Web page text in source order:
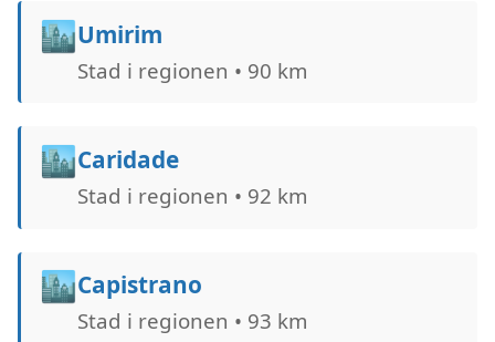
🏙️Umirim
Stad i regionen • 90 km
🏙️Caridade
Stad i regionen • 92 km
🏙️Capistrano
Stad i regionen • 93 km